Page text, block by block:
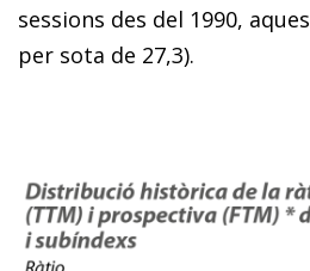
sessions des del 1990,
per sota de 27,3).